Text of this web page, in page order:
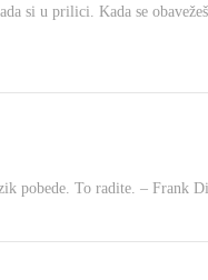
si u prilici. Kada se
pobede. To radite. – Frank